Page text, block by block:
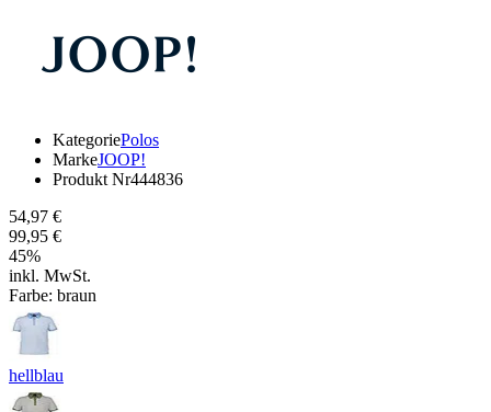
KategoriePolos
MarkeJOOP!
Produkt Nr444836
54,97 €
99,95 €
45%
inkl. MwSt.
Farbe: braun
hellblau